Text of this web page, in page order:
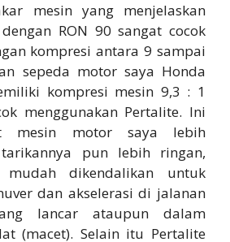
mesin yang menjelaskan
RON 90 sangat cocok
kompresi antara 9 sampai
sepeda motor saya Honda
kompresi mesin 9,3 : 1
menggunakan Pertalite. Ini
mesin motor saya lebih
pun lebih ringan,
mudah dikendalikan untuk
dan akselerasi di jalanan
lancar ataupun dalam
(macet). Selain itu Pertalite